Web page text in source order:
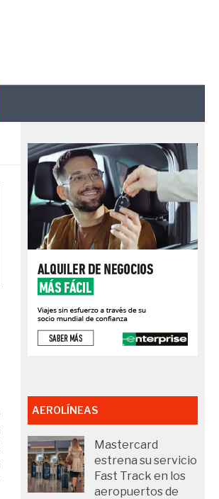
AEROLÍNEAS
Mastercard
estrena su servicio
Fast Track en los
aeropuertos de